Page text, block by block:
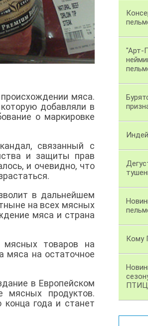
мяса.
добавляли в
о маркировке
связанный с
и защиты прав
и очевидно, что
в дальнейшем
на всех мясных
мяса и страна
мясных товаров на
мяса на остаточное
в Европейском
мясных продуктов.
года и станет
"Арт-
Кому